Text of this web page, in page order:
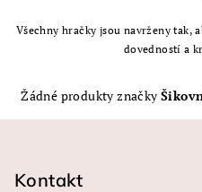
Všechny hračky jsou navrženy
dovedností a
Žádné produkty značky
Kontakt